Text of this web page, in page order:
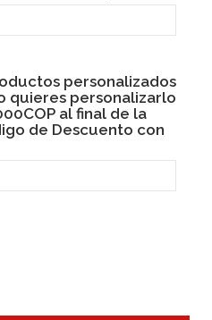
personalizados
quieres personalizarlo
al final de la
de Descuento con